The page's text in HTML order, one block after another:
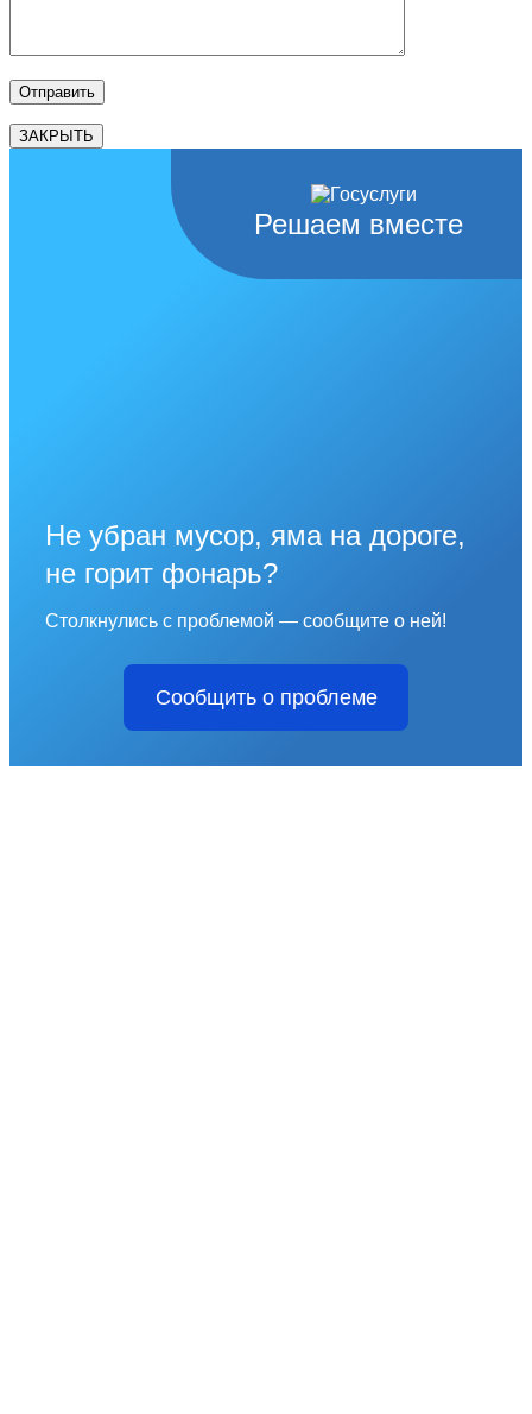
ЗАКРЫТЬ
Решаем вместе
Не убран мусор, яма на дороге,
не горит фонарь?
Столкнулись с проблемой — сообщите о ней!
Сообщить о проблеме